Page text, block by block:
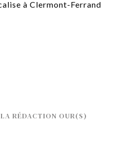
LA RÉDACTION OUR(S)